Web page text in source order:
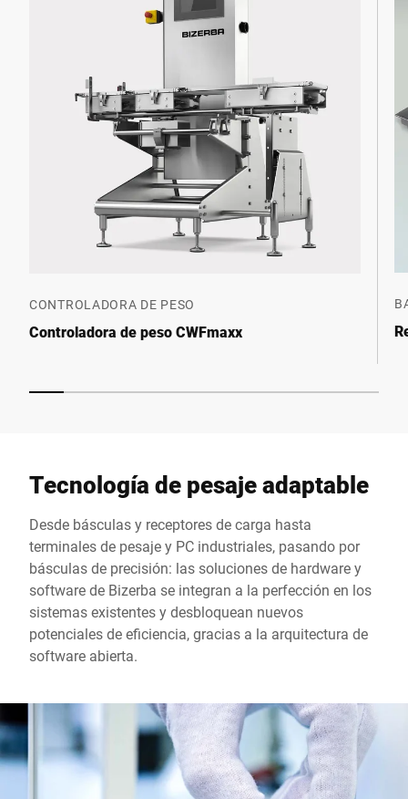
CONTROLADORA DE PESO
Controladora de peso CWFmaxx
Tecnología de pesaje adaptable
Desde básculas y receptores de carga hasta
terminales de pesaje y PC industriales, pasando por
básculas de precisión: las soluciones de hardware y
software de Bizerba se integran a la perfección en los
sistemas existentes y desbloquean nuevos
potenciales de eficiencia, gracias a la arquitectura de
software abierta.